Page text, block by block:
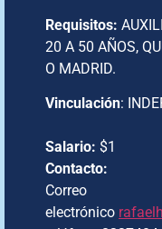
Requisitos:
20 A 50 AÑOS,
O MADRID.
Vinculación:
Salario: $1
Contacto:
Correo
electrónico